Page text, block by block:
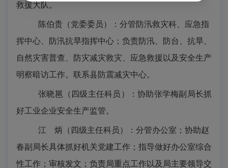
救援大队。
陈伯贵（党委委员）： 分管防汛救灾科、应急指
挥中心、防汛抗旱指挥中心；负责防汛、防台、抗旱、
自然灾害普查、防灾减灾救灾、应急救援以及安全生产
明察暗访工作。 联系县防震减灾中心。
张晓邕（四级主任科员）：协助张学梅副局长抓
好工业企业安全生产监管。
江
炳（四级主任科员）：分管办公室；协助赵
春副局长具体抓好机关党建工作；指导做好办公室综合
性工作；审核发文；负责局重点工作以及局主要领导交